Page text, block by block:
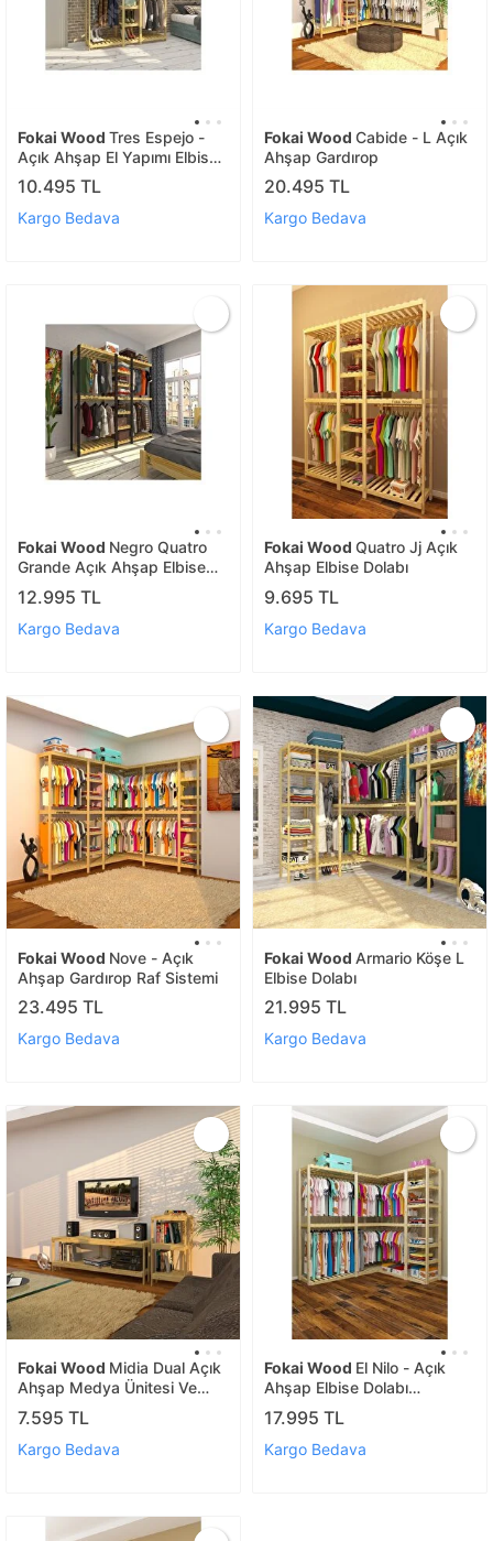
Fokai Wood Tres Espejo -
Açık Ahşap El Yapımı Elbise
Dolabı Tornavida - Matkap -
Usta Gerekmez
10.495 TL
Kargo Bedava
Fokai Wood Cabide - L Açık
Ahşap Gardırop
20.495 TL
Kargo Bedava
Fokai Wood Negro Quatro
Grande Açık Ahşap Elbise
Askısı Raf Sistemi Gardırop
12.995 TL
Kargo Bedava
Fokai Wood Quatro Jj Açık
Ahşap Elbise Dolabı
9.695 TL
Kargo Bedava
Fokai Wood Nove - Açık
Ahşap Gardırop Raf Sistemi
23.495 TL
Kargo Bedava
Fokai Wood Armario Köşe L
Elbise Dolabı
21.995 TL
Kargo Bedava
Fokai Wood Midia Dual Açık
Ahşap Medya Ünitesi Ve
Kitaplık
7.595 TL
Kargo Bedava
Fokai Wood El Nilo - Açık
Ahşap Elbise Dolabı
Wardrobe
17.995 TL
Kargo Bedava